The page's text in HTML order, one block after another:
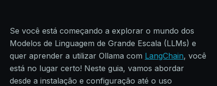
Se você está começando a explorar o mundo dos
Modelos de Linguagem de Grande Escala (LLMs) e
quer aprender a utilizar Ollama com LangChain, você
está no lugar certo! Neste guia, vamos abordar
desde a instalação e configuração até o uso